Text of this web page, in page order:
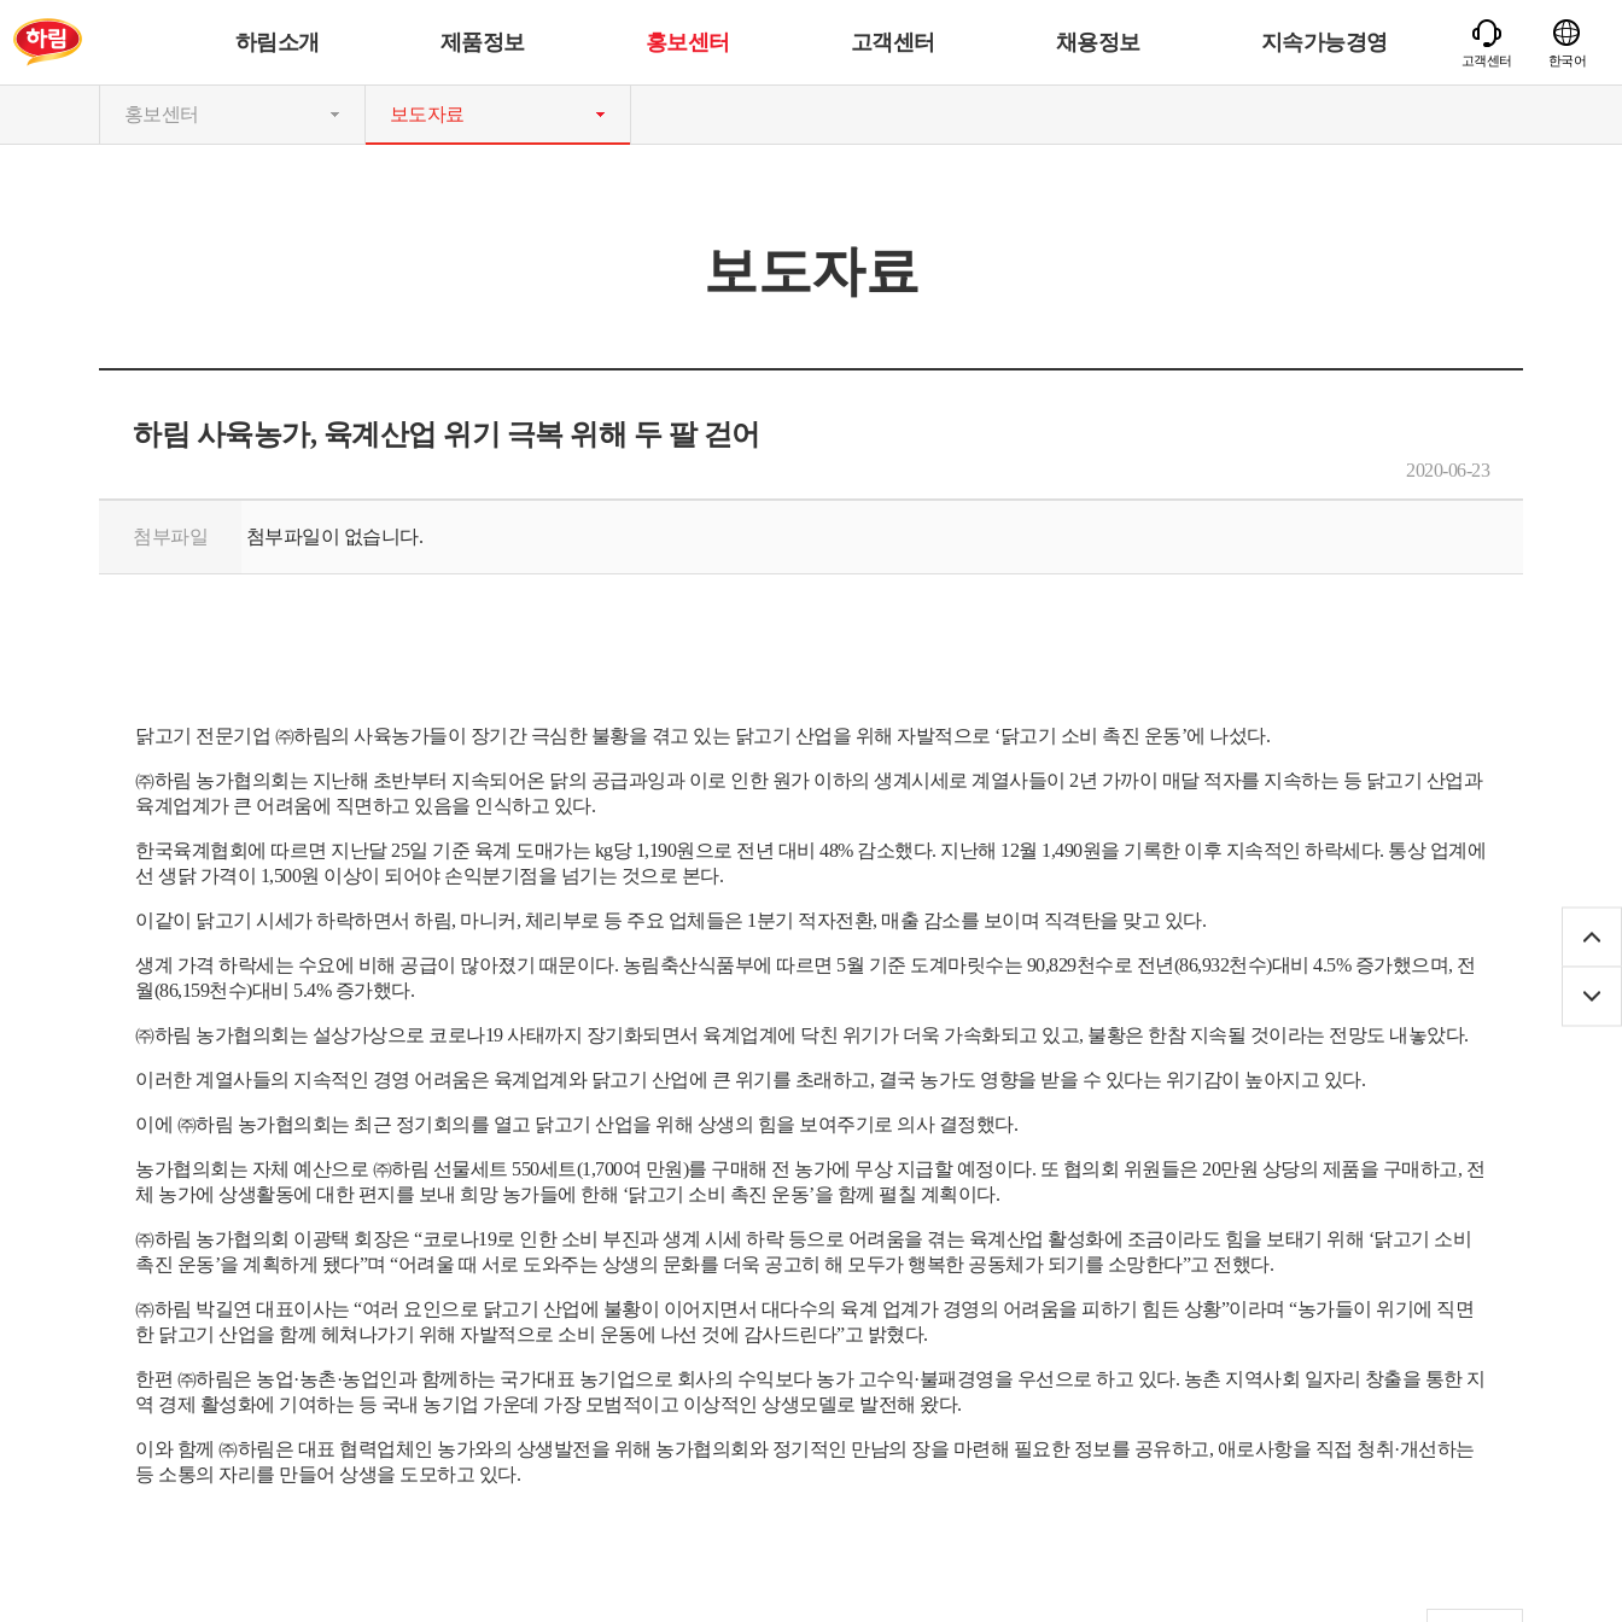
하림소개 제품정보 홍보센터 고객센터 채용정보 지속가능경영
고객센터 한국어
홍보센터 보도자료
보도자료
하림 사육농가, 육계산업 위기 극복 위해 두 팔 걷어
2020-06-23
첨부파일 첨부파일이 없습니다.
닭고기 전문기업 ㈜하림의 사육농가들이 장기간 극심한 불황을 겪고 있는 닭고기 산업을 위해 자발적으로 ‘닭고기 소비 촉진 운동’에 나섰다.
㈜하림 농가협의회는 지난해 초반부터 지속되어온 닭의 공급과잉과 이로 인한 원가 이하의 생계시세로 계열사들이 2년 가까이 매달 적자를 지속하는 등 닭고기 산업과
육계업계가 큰 어려움에 직면하고 있음을 인식하고 있다.
한국육계협회에 따르면 지난달 25일 기준 육계 도매가는 kg당 1,190원으로 전년 대비 48% 감소했다. 지난해 12월 1,490원을 기록한 이후 지속적인 하락세다. 통상 업계에
선 생닭 가격이 1,500원 이상이 되어야 손익분기점을 넘기는 것으로 본다.
이같이 닭고기 시세가 하락하면서 하림, 마니커 , 체리부로 등 주요 업체들은 1 분기 적자전환, 매출 감소를 보이며 직격탄을 맞고 있다.
생계 가격 하락세는 수요에 비해 공급이 많아졌기 때문이다. 농림축산식품부에 따르면 5월 기준 도계마릿수는 90,829천수로 전년(86,932천수)대비 4.5% 증가했으며, 전
월(86,159천수)대비 5.4% 증가했다.
㈜하림 농가협의회는 설상가상으로 코로나19사태까지 장기화되면서 육계업계에 닥친 위기가 더욱 가속화되고 있고, 불황은 한참 지속될 것이라는 전망도 내놓았다.
이러한 계열사들의 지속적인 경영 어려움은 육계업계와 닭고기 산업에 큰 위기를 초래하고, 결국 농가도 영향을 받을 수 있다는 위기감이 높아지고 있다.
이에 ㈜하림 농가협의회는 최근 정기회의를 열고 닭고기 산업을 위해 상생의 힘을 보여주기로 의사 결정했다.
농가협의회는 자체 예산으로 ㈜하림 선물세트 550세트(1,700여 만원)를 구매해 전 농가에 무상 지급할 예정이다. 또 협의회 위원들은 20만원 상당의 제품을 구매하고, 전
체 농가에 상생활동에 대한 편지를 보내 희망 농가들에 한해 ‘닭고기 소비 촉진 운동’을 함께 펼칠 계획이다.
㈜하림 농가협의회 이광택 회장은 “코로나19로 인한 소비 부진과 생계 시세 하락 등으로 어려움을 겪는 육계산업 활성화에 조금이라도 힘을 보태기 위해 ‘닭고기 소비
촉진 운동’을 계획하게 됐다”며 “어려울 때 서로 도와주는 상생의 문화를 더욱 공고히 해 모두가 행복한 공동체가 되기를 소망한다”고 전했다.
㈜하림 박길연 대표이사는 “여러 요인으로 닭고기 산업에 불황이 이어지면서 대다수의 육계 업계가 경영의 어려움을 피하기 힘든 상황”이라며 “농가들이 위기에 직면
한 닭고기 산업을 함께 헤쳐나가기 위해 자발적으로 소비 운동에 나선 것에 감사드린다”고 밝혔다.
한편 ㈜하림은 농업·농촌·농업인과 함께하는 국가대표 농기업으로 회사의 수익보다 농가 고수익·불패경영을 우선으로 하고 있다. 농촌 지역사회 일자리 창출을 통한 지
역 경제 활성화에 기여하는 등 국내 농기업 가운데 가장 모범적이고 이상적인 상생모델로 발전해 왔다.
이와 함께 ㈜하림은 대표 협력업체인 농가와의 상생발전을 위해 농가협의회와 정기적인 만남의 장을 마련해 필요한 정보를 공유하고, 애로사항을 직접 청취 ·개선하는
등 소통의 자리를 만들어 상생을 도모하고 있다.